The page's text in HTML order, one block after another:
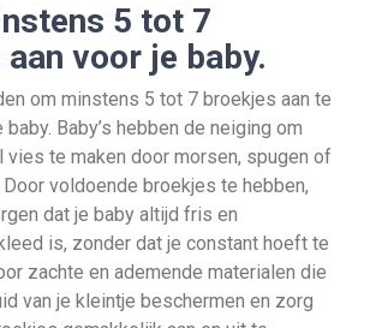
5 tot 7
voor je baby.
om minstens 5 tot 7 broekjes aan te
Baby’s hebben de neiging om
vies te maken door morsen, spugen of
voldoende broekjes te hebben,
dat je baby altijd fris en
is, zonder dat je constant hoeft te
zachte en ademende materialen die
van je kleintje beschermen en zorg